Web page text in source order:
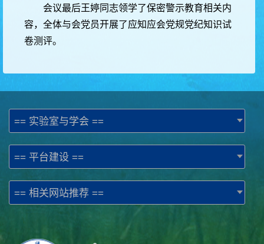
会议最后王婷同志领学了保密警示教育相关内
容，全体与会党员开展了应知应会党规党纪知识试
卷测评。
== 实验室与学会 ==
== 平台建设 ==
== 相关网站推荐 ==